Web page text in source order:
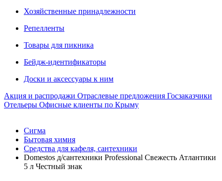
Хозяйственные принадлежности
Репелленты
Товары для пикника
Бейдж-идентификаторы
Доски и аксессуары к ним
Акция и распродажи Отраслевые предложения Госзаказчики
Отельеры Офисные клиенты по Крыму
Сигма
Бытовая химия
Средства для кафеля, сантехники
Domestos д/сантехники Professional Свежесть Атлантики
5 л Честный знак